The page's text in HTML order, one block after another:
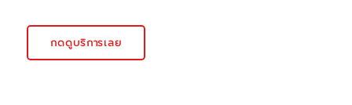
กดดูบริการเลย